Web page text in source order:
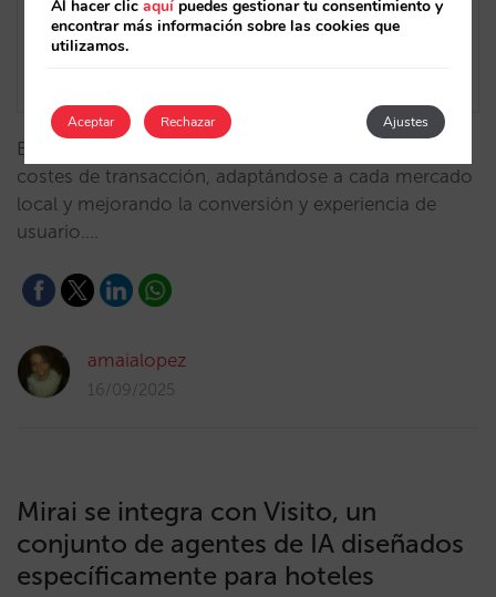
Esta solución optimiza la gestión de pagos y reduce
costes de transacción, adaptándose a cada mercado
local y mejorando la conversión y experiencia de
usuario.…
amaialopez
16/09/2025
Mirai se integra con Visito, un
conjunto de agentes de IA diseñados
específicamente para hoteles
Al hacer clicaquípuedes gestionar tu consentimiento y
encontrar más información sobre las cookies que
utilizamos.
Aceptar Ajustes
Rechazar